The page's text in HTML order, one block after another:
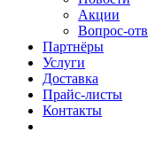
Акции
Вопрос-
Партнёры
Услуги
Доставка
Прайс-листы
Контакты